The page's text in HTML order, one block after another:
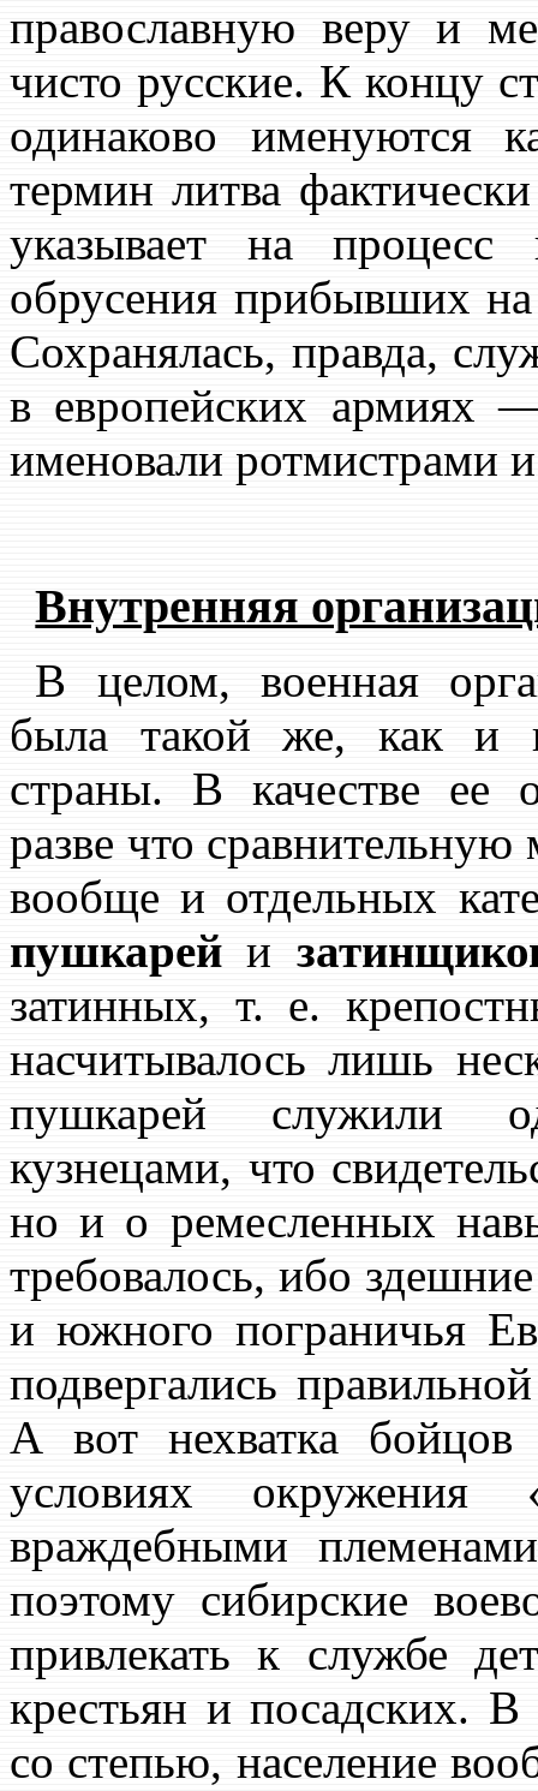
православную веру и
чисто русские. К концу
одинаково именуются
термин литва
указывает на процесс
обрусения прибывших
Сохранялась, правда,
в европейских армиях
именовали ротмистрами
Внутренняя
В целом, военная
была такой же, как и в
страны. В качестве ее
разве что
вообще и отдельных
пушкарей и
затинных, т. е.
насчитывалось лишь
пушкарей служили
кузнецами, что
но и о ремесленных
требовалось, ибо
и южного пограничья
подвергались
А вот нехватка
условиях окружения
враждебными
поэтому сибирские
привлекать к службе
крестьян и посадских.
со степью, население